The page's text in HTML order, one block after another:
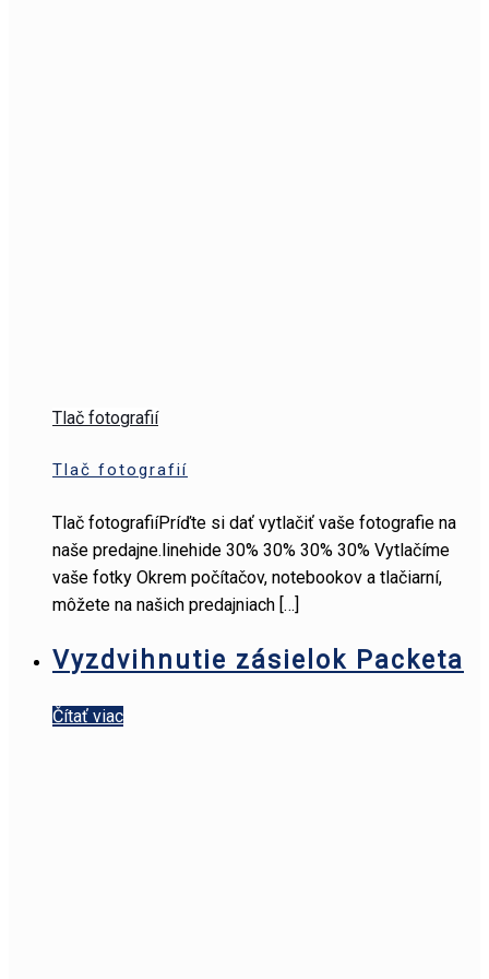
Tlač fotografií
Tlač fotografií
Tlač fotografiíPríďte si dať vytlačiť vaše fotografie na
naše predajne.linehide 30% 30% 30% 30% Vytlačíme
vaše fotky Okrem počítačov, notebookov a tlačiarní,
môžete na našich predajniach […]
Vyzdvihnutie zásielok Packeta
Čítať viac